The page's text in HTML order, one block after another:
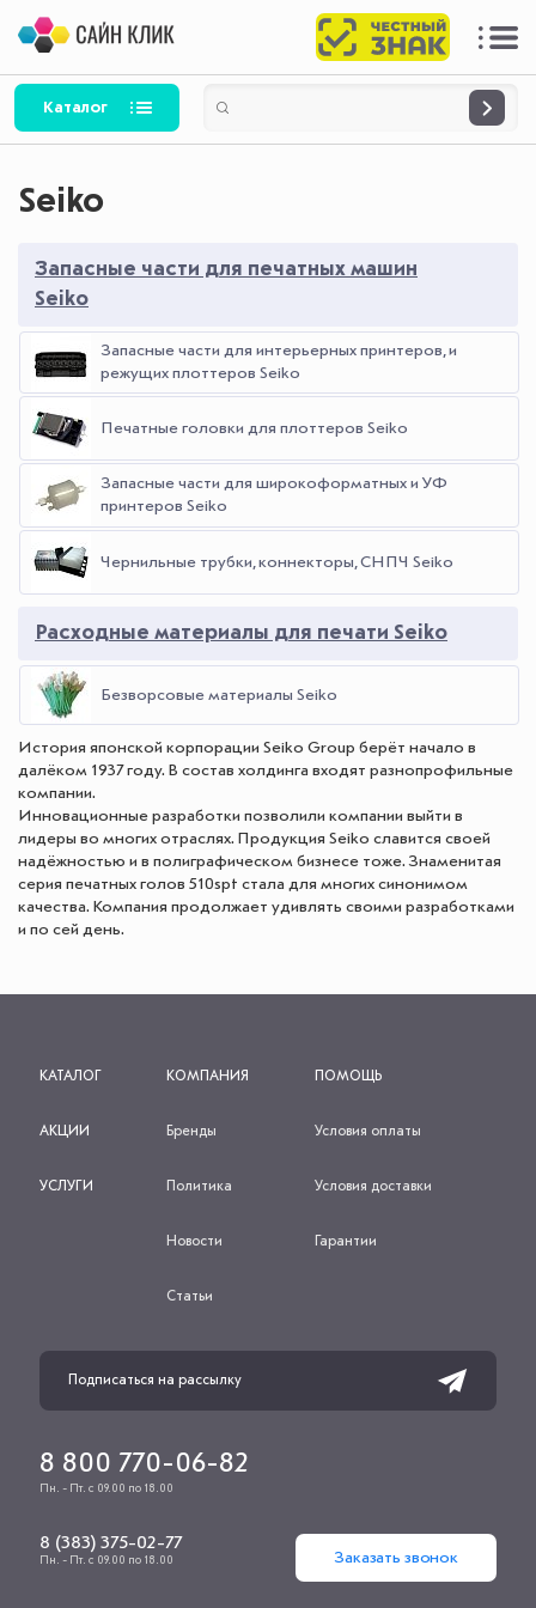
Каталог
Seiko
Запасные части для печатных машин
Seiko
Запасные части для интерьерных принтеров, и
режущих плоттеров Seiko
Печатные головки для плоттеров Seiko
Запасные части для широкоформатных и УФ
принтеров Seiko
Чернильные трубки, коннекторы, СНПЧ Seiko
Расходные материалы для печати Seiko
Безворсовые материалы Seiko
История японской корпорации Seiko Group берёт начало в
далёком 1937 году. В состав холдинга входят разнопрофильные
компании.
Инновационные разработки позволили компании выйти в
лидеры во многих отраслях. Продукция Seiko славится своей
надёжностью и в полиграфическом бизнесе тоже. Знаменитая
серия печатных голов 510spt стала для многих синонимом
качества. Компания продолжает удивлять своими разработками
и по сей день.
КАТАЛОГ
АКЦИИ
УСЛУГИ
КОМПАНИЯ
Бренды
Политика
Новости
Статьи
ПОМОЩЬ
Условия оплаты
Условия доставки
Гарантии
8 800 770-06-82
Пн. - Пт. с 09.00 по 18.00
8 (383) 375-02-77
Пн. - Пт. с 09.00 по 18.00 Заказать звонок